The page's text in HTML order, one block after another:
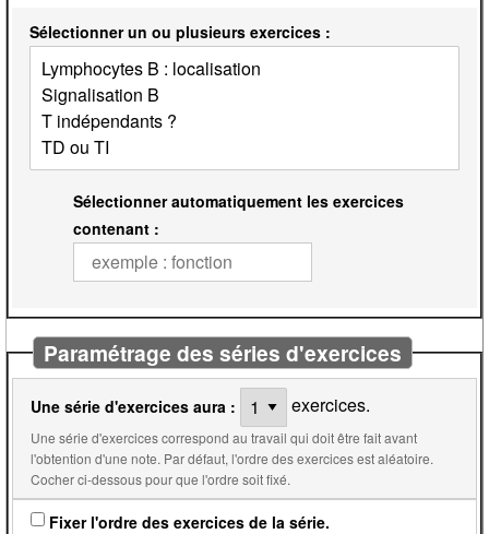
Sélectionner un ou plusieurs exercices :
Sélectionner automatiquement les exercices
contenant :
Paramétrage des séries d'exercices
Une série d'exercices aura : exercices.
Une série d'exercices correspond au travail qui doit être fait avant
l'obtention d'une note. Par défaut, l'ordre des exercices est aléatoire.
Cocher ci-dessous pour que l'ordre soit fixé.
Fixer l'ordre des exercices de la série.